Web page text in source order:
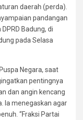
daerah (perda).
pandangan
Badung, di
pada Selasa
Negara, saat
pentingnya
dan angin kencang
Ia menegaskan agar
“Fraksi Partai